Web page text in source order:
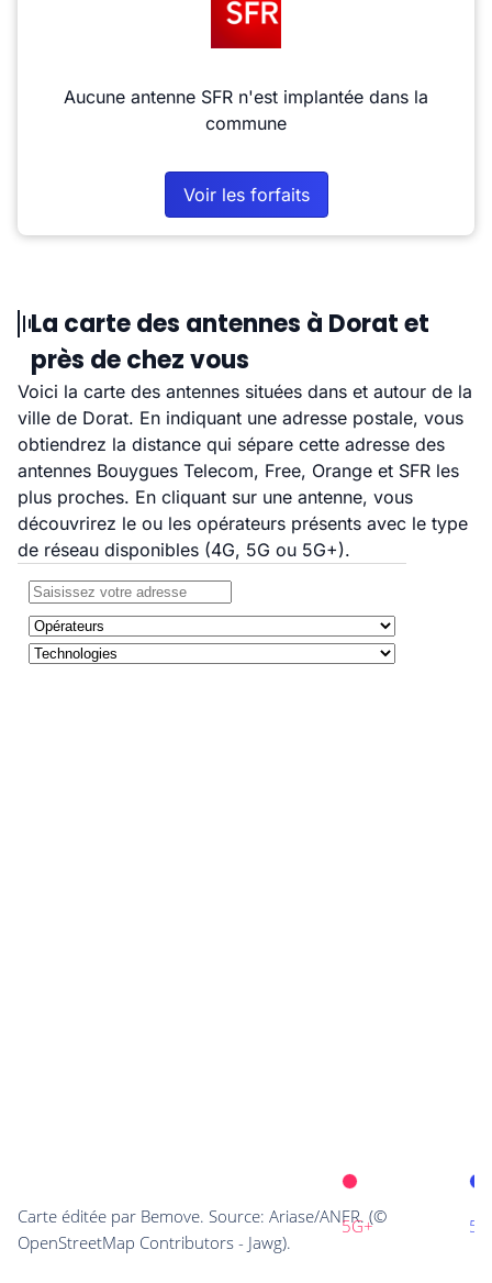
Aucune antenne SFR n'est implantée dans la
commune
Voir les forfaits
La carte des antennes à Dorat et
près de chez vous
Voici la carte des antennes situées dans et autour de la
ville de Dorat. En indiquant une adresse postale, vous
obtiendrez la distance qui sépare cette adresse des
antennes Bouygues Telecom, Free, Orange et SFR les
plus proches. En cliquant sur une antenne, vous
découvrirez le ou les opérateurs présents avec le type
de réseau disponibles (4G, 5G ou 5G+).